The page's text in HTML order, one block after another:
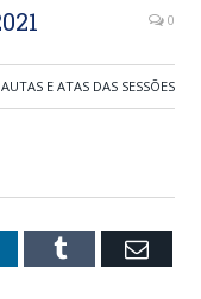
0
E ATAS DAS SESSÕES
Tumblr Email